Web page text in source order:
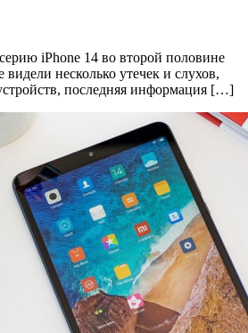
iPhone 14 во второй половине
несколько утечек и слухов,
последняя информация […]